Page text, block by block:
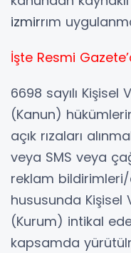
izmirrım
İşte Resmi
6698 sayılı Kişisel
(Kanun)
açık rızaları
veya SMS veya
reklam
hususunda Kişisel
(Kurum) intikal
kapsamda